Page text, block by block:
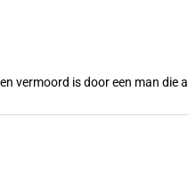
vermoord is door een man die al